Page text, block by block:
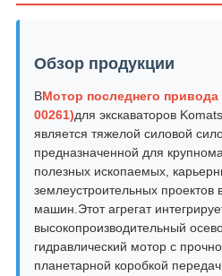
Обзор продукции
ВМотор последнего привода
00261)для экскаваторов
является тяжелой силовой
предназначенной для
полезных ископаемых,
землеустроительных проектов
машин.Этот агрегат
высокопроизводительный
гидравлический мотор с
планетарной коробкой